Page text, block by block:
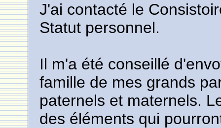
J'ai contacté le
Statut personnel.
Il m'a été conseillé
famille de mes grands
paternels et maternels.
des éléments qui